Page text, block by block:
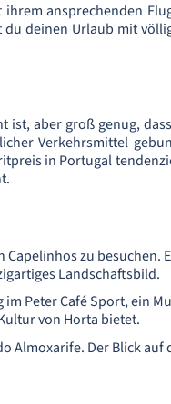
ansprechenden
deinen Urlaub mit
aber groß genug,
Verkehrsmittel
in Portugal
zu besuchen.
Landschaftsbild.
Peter Café Sport, ein
von Horta bietet.
Almoxarife. Der Blick auf